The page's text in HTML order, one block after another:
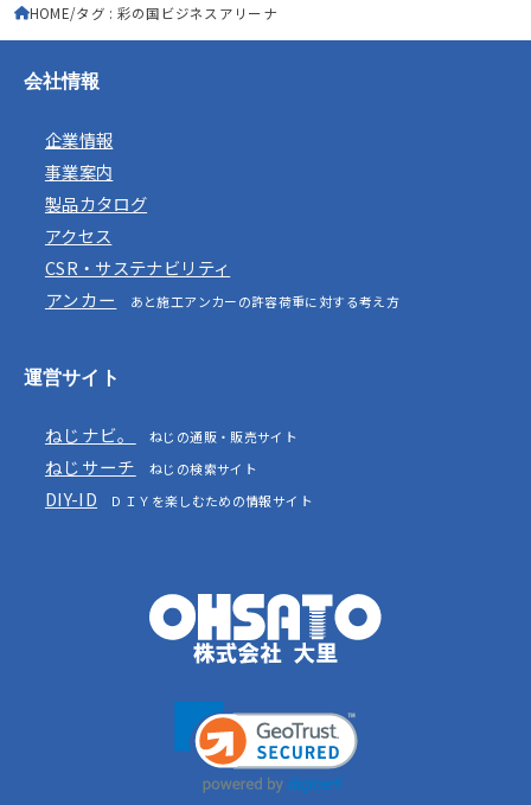
HOME タグ : 彩の国ビジネスアリーナ
会社情報
企業情報
事業案内
製品カタログ
アクセス
CSR・サステナビリティ
アンカー
あと施工アンカーの許容荷重に対する考え方
運営サイト
ねじナビ。 ねじの通販・販売サイト
ねじサーチ ねじの検索サイト
DIY-ID ＤＩＹを楽しむための情報サイト